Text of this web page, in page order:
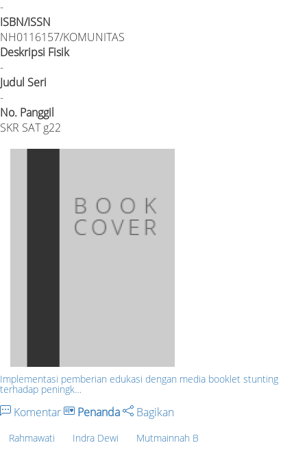
-
ISBN/ISSN
NH0116157/KOMUNITAS
Deskripsi Fisik
-
Judul Seri
-
No. Panggil
SKR SAT g22
Implementasi pemberian edukasi dengan media booklet stunting
terhadap peningk…
Komentar Penanda Bagikan
Rahmawati Indra Dewi Mutmainnah B